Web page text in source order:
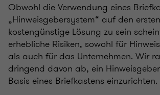
Obwohl die Verwendung eines
„Hinweisgebersystem“ auf den
kostengünstige Lösung zu sein
erhebliche Risiken, sowohl für
als auch für das Unternehmen. Wir
dringend davon ab, ein
Basis eines Briefkastens einzurichten.